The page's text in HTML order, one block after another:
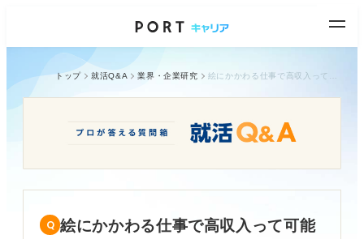
トップ 就活Q&A 業界・企業研究
絵にかかわる仕事で高収入って可能